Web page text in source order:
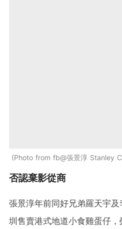
Photo from fb@張景淳 Stanley
否認棄影從商
張景淳年前同好兄弟羅天宇
圳售賣港式地道小食雞蛋仔